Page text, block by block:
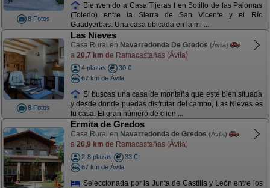
8 Fotos
Bienvenido a Casa Tijeras I en Sotillo de las Palomas
(Toledo) entre la Sierra de San Vicente y el Río
Guadyerbas. Una casa ubicada en la mi ...
8 Fotos
Las Nieves
Casa Rural en Navarredonda De Gredos (Ávila)
a 20,7 km de Ramacastañas (Ávila)
4 plazas
30 €
67 km de Ávila
Si buscas una casa de montaña que esté bien situada
y desde donde puedas disfrutar del campo, Las Nieves es
tu casa. El gran número de clien ...
Ermita de Gredos
Casa Rural en Navarredonda de Gredos (Ávila)
a 20,9 km de Ramacastañas (Ávila)
2-8 plazas
33 €
67 km de Ávila
Seleccionada por la Junta de Castilla y León entre los